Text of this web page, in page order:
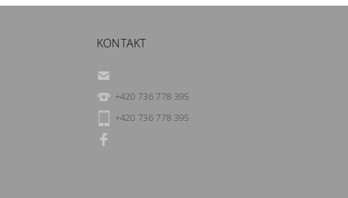
KONTAKT
+420 736 778 395
+420 736 778 395